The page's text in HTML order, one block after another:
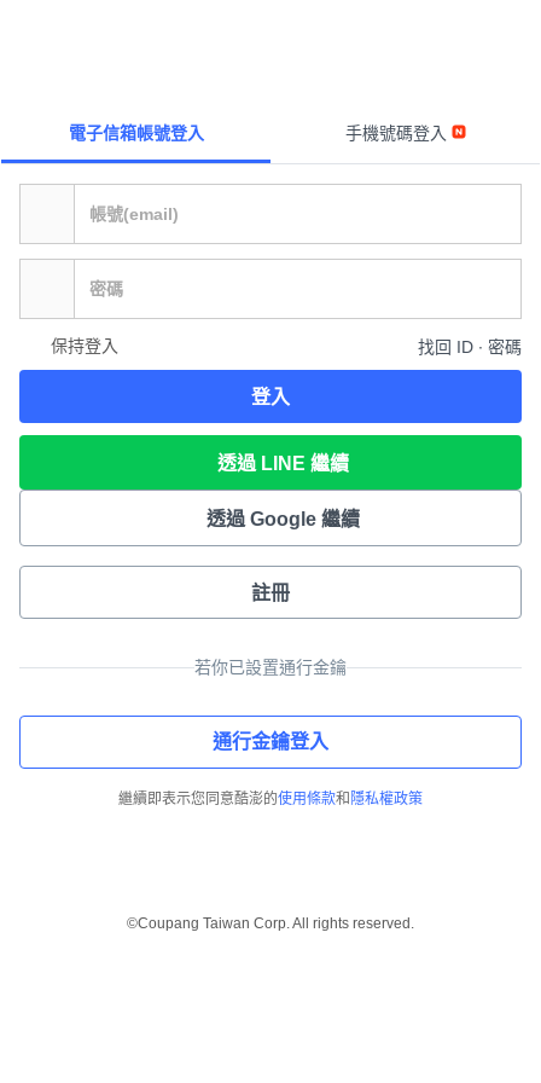
電子信箱帳號登入 手機號碼登入
保持登入 找回 ID ∙ 密碼
登入
透過 LINE 繼續
透過 Google 繼續
註冊
若你已設置通行金鑰
通行金鑰登入
繼續即表示您同意酷澎的使用條款和 隱私權政策
©Coupang Taiwan Corp. All rights reserved.